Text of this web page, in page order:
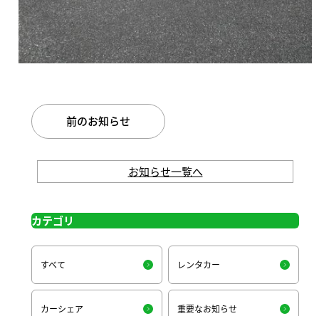
前のお知らせ
お知らせ一覧へ
カテゴリ
すべて レンタカー
カーシェア 重要なお知らせ